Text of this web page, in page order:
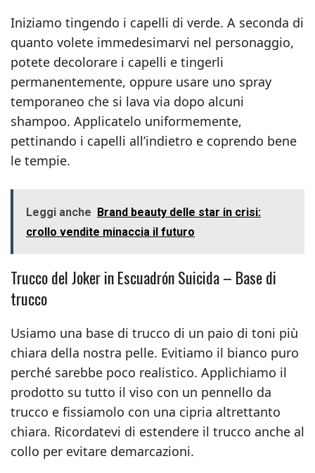
Iniziamo tingendo i capelli di verde. A seconda di
quanto volete immedesimarvi nel personaggio,
potete decolorare i capelli e tingerli
permanentemente, oppure usare uno spray
temporaneo che si lava via dopo alcuni
shampoo. Applicatelo uniformemente,
pettinando i capelli all’indietro e coprendo bene
le tempie.
Leggi anche Brand beauty delle star in crisi:
crollo vendite minaccia il futuro
Trucco del Joker in Escuadrón Suicida – Base di
trucco
Usiamo una base di trucco di un paio di toni più
chiara della nostra pelle. Evitiamo il bianco puro
perché sarebbe poco realistico. Applichiamo il
prodotto su tutto il viso con un pennello da
trucco e fissiamolo con una cipria altrettanto
chiara. Ricordatevi di estendere il trucco anche al
collo per evitare demarcazioni.